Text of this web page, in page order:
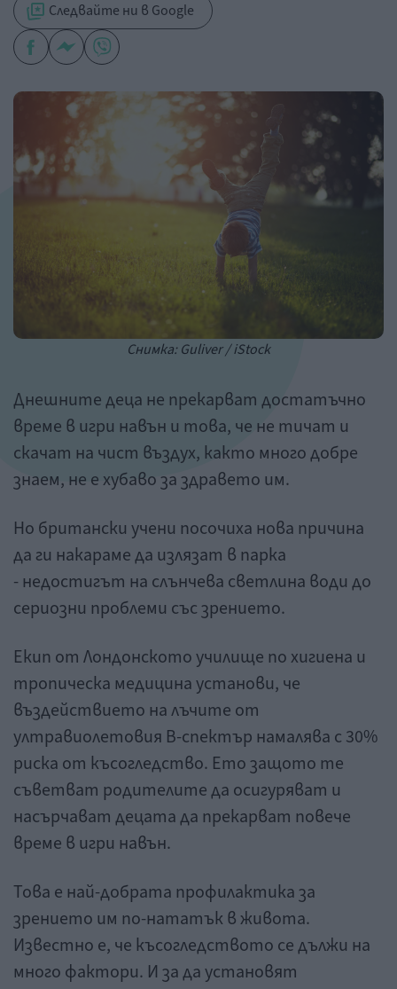
Следвайте ни в Google
Снимка: Guliver / iStock
Днешните деца не прекарват достатъчно
време в игри навън и това, че не тичат и
скачат на чист въздух, както много добре
знаем, не е хубаво за здравето им.
Но британски учени посочиха нова причина
да ги накараме да излязат в парка
- недостигът на слънчева светлина води до
сериозни проблеми със зрението.
Екип от Лондонското училище по хигиена и
тропическа медицина установи, че
въздействието на лъчите от
ултравиолетовия В-спектър намалява с 30%
риска от късогледство. Ето защото те
съветват родителите да осигуряват и
насърчават децата да прекарват повече
време в игри навън.
Това е най-добрата профилактика за
зрението им по-нататък в живота.
Известно е, че късогледството се дължи на
много фактори. И за да установят